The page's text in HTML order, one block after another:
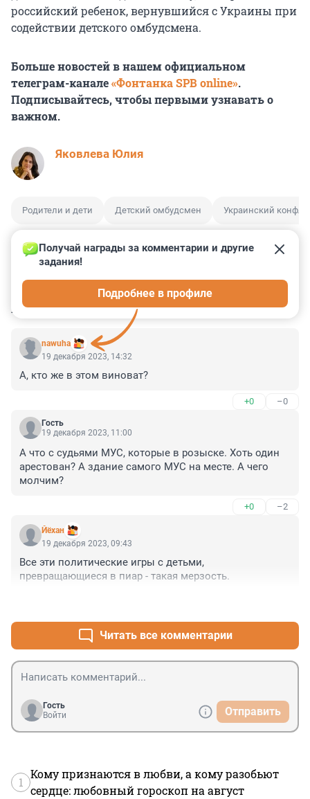
российский ребенок, вернувшийся с Украины при
содействии детского омбудсмена.
Больше новостей в нашем официальном
телеграм-канале«Фонтанка SPB online».
Подписывайтесь, чтобы первыми узнавать о
важном.
Яковлева Юлия
Родители и дети Детский омбудсмен Украинский
КОММЕНТАРИИ 18
nawuha
Получай награды за комментарии и другие
задания!
Подробнее в профиле
19 декабря 2023, 14:32
А, кто же в этом виноват?
+0 –0
Гость
19 декабря 2023, 11:00
А что с судьями МУС, которые в розыске. Хоть один
арестован? А здание самого МУС на месте. А чего
молчим?
+0 –2
Йёхан
19 декабря 2023, 09:43
Все эти политические игры с детьми,
превращающиеся в пиар - такая мерзость.
Читать все комментарии
Гость
Войти
Отправить
1
Кому признаются в любви, а кому разобьют
сердце: любовный гороскоп на август